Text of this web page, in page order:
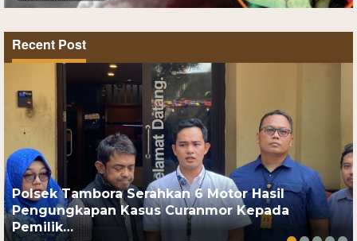
Recent Post
Polsek Tambora Serahkan 6 Motor Hasil
Pengungkapan Kasus Curanmor Kepada
Pemilik…